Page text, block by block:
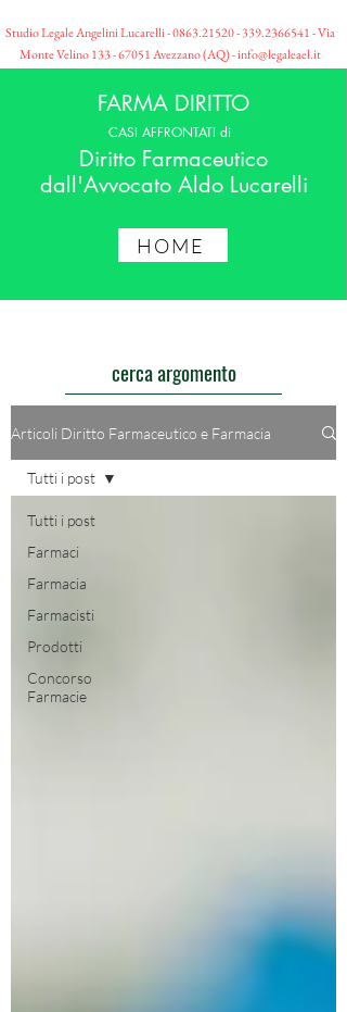
Studio Legale Angelini Lucarelli -0863.21520 - 339.2366541 - Via
Monte Velino133 - 67051Avezzano (AQ) -info@legaleael.it
FARMA DIRITTO
CASI AFFRONTATI di
Diritto Farmaceutico
dall'Avvocato Aldo Lucarelli
HOME
cerca argomento
Articoli Diritto Farmaceutico e Farmacia
Tutti i post
Farmaci
Farmacia
Farmacisti
Prodotti
Concorso
Farmacie
Tutti i post